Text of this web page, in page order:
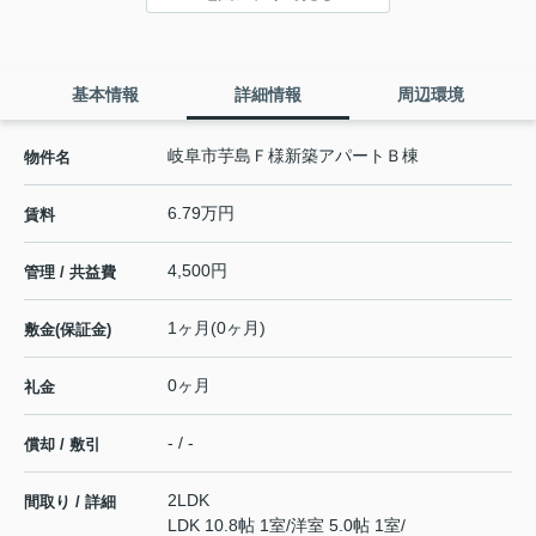
基本情報 詳細情報 周辺環境
物件名 岐阜市芋島Ｆ様新築アパートＢ棟
賃料 6.79万円
管理 / 共益費 4,500円
敷金(保証金) 1ヶ月(0ヶ月)
礼金 0ヶ月
償却 / 敷引 - / -
間取り / 詳細
2LDK
LDK 10.8帖 1室/洋室 5.0帖 1室/